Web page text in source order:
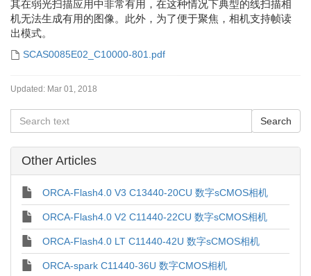
其在弱光扫描应用中非常有用，在这种情况下典型的线扫描相
机无法生成有用的图像。此外，为了便于聚焦，相机支持帧读
出模式。
SCAS0085E02_C10000-801.pdf
Updated: Mar 01, 2018
Other Articles
ORCA-Flash4.0 V3 C13440-20CU 数字sCMOS相机
ORCA-Flash4.0 V2 C11440-22CU 数字sCMOS相机
ORCA-Flash4.0 LT C11440-42U 数字sCMOS相机
ORCA-spark C11440-36U 数字CMOS相机